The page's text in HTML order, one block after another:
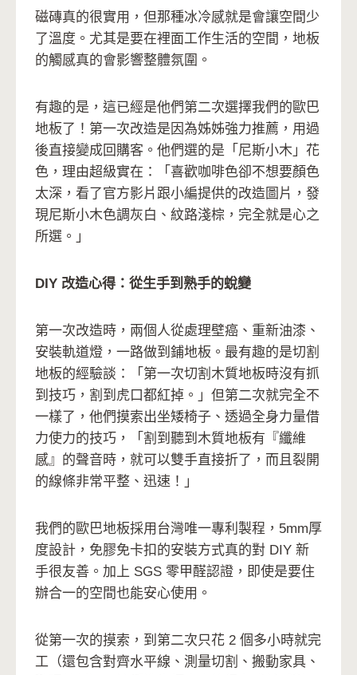
磁磚真的很實用，但那種冰冷感就是會讓空間少
了溫度。尤其是要在裡面工作生活的空間，地板
的觸感真的會影響整體氛圍。
有趣的是，這已經是他們第二次選擇我們的歐巴
地板了！第一次改造是因為姊姊強力推薦，用過
後直接變成回購客。他們選的是「尼斯小木」花
色，理由超級實在：「喜歡咖啡色卻不想要顏色
太深，看了官方影片跟小編提供的改造圖片，發
現尼斯小木色調灰白、紋路淺棕，完全就是心之
所選。」
DIY 改造心得：從生手到熟手的蛻變
第一次改造時，兩個人從處理壁癌、重新油漆、
安裝軌道燈，一路做到鋪地板。最有趣的是切割
地板的經驗談：「第一次切割木質地板時沒有抓
到技巧，割到虎口都紅掉。」但第二次就完全不
一樣了，他們摸索出坐矮椅子、透過全身力量借
力使力的技巧，「割到聽到木質地板有『纖維
感』的聲音時，就可以雙手直接折了，而且裂開
的線條非常平整、迅速！」
我們的歐巴地板採用台灣唯一專利製程，5mm厚
度設計，免膠免卡扣的安裝方式真的對 DIY 新
手很友善。加上 SGS 零甲醛認證，即使是要住
辦合一的空間也能安心使用。
從第一次的摸索，到第二次只花 2 個多小時就完
工（還包含對齊水平線、測量切割、搬動家具、